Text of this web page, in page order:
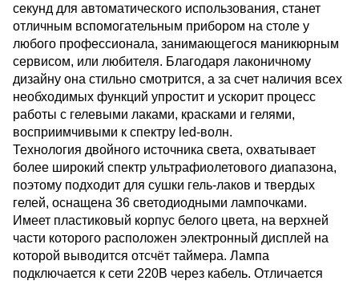
секунд для автоматического использования, станет
отличным вспомогательным прибором на столе у
любого профессионала, занимающегося маникюрным
сервисом, или любителя. Благодаря лаконичному
дизайну она стильно смотрится, а за счет наличия всех
необходимых функций упростит и ускорит процесс
работы с гелевыми лаками, красками и гелями,
восприимчивыми к спектру led-волн.
Технология двойного источника света, охватывает
более широкий спектр ультрафиолетового диапазона,
поэтому подходит для сушки гель-лаков и твердых
гелей, оснащена 36 светодиодными лампочками.
Имеет пластиковый корпус белого цвета, на верхней
части которого расположен электронный дисплей на
которой выводится отсчёт таймера. Лампа
подключается к сети 220В через кабель. Отличается